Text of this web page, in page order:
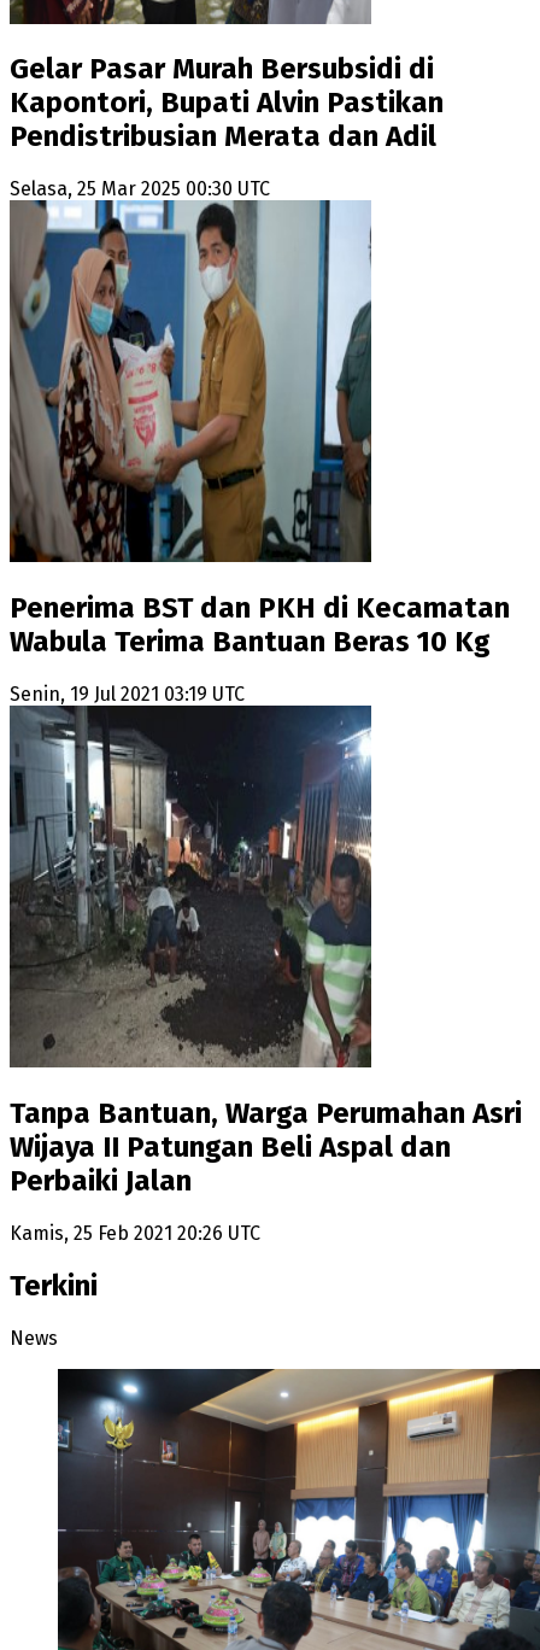
Gelar Pasar Murah Bersubsidi di
Kapontori, Bupati Alvin Pastikan
Pendistribusian Merata dan Adil
Selasa, 25 Mar 2025 00:30 UTC
Penerima BST dan PKH di Kecamatan
Wabula Terima Bantuan Beras 10 Kg
Senin, 19 Jul 2021 03:19 UTC
Tanpa Bantuan, Warga Perumahan Asri
Wijaya II Patungan Beli Aspal dan
Perbaiki Jalan
Kamis, 25 Feb 2021 20:26 UTC
Terkini
News